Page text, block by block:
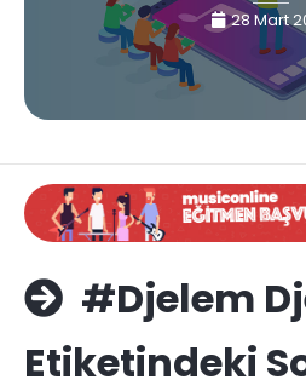
28 Mart
#Djelem
Etiketindeki